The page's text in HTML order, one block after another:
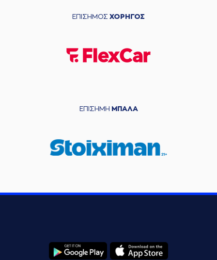
ΕΠΙΣΗΜΟΣ ΧΟΡΗΓΟΣ
ΕΠΙΣΗΜΗ ΜΠΑΛΑ